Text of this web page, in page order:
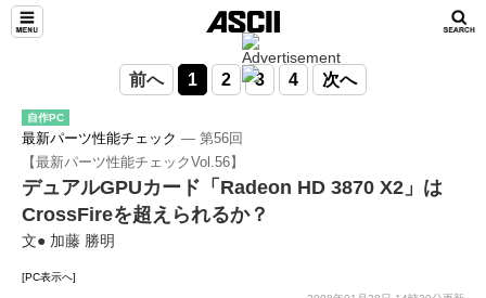
前へ 1 2 3 4 次へ
自作PC
最新パーツ性能チェック ― 第56回
【最新パーツ性能チェックVol.56】
デュアルGPUカード「Radeon HD 3870 X2」は
CrossFireを超えられるか？
文● 加藤 勝明
[PC表示へ]